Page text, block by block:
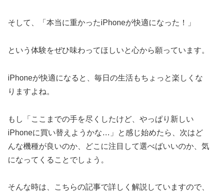
そして、「本当に重かったiPhoneが快適になった！」
という体験をぜひ味わってほしいと心から願っています。
iPhoneが快適になると、毎日の生活もちょっと楽しくな
りますよね。
もし「ここまでの手を尽くしたけど、やっぱり新しい
iPhoneに買い替えようかな…」と感じ始めたら、次はど
んな機種が良いのか、どこに注目して選べばいいのか、気
になってくることでしょう。
そんな時は、こちらの記事で詳しく解説していますので、